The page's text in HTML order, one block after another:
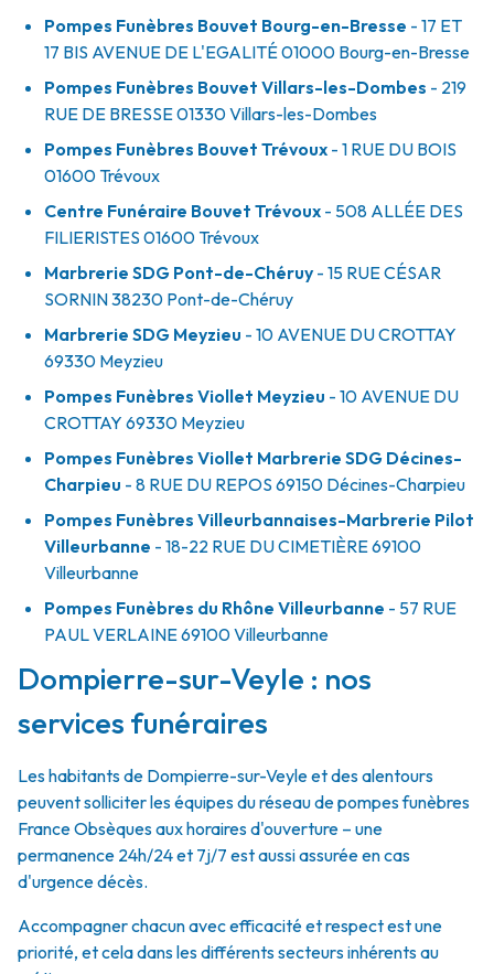
Pompes Funèbres Bouvet Bourg-en-Bresse - 17 ET
17 BIS AVENUE DE L'EGALITÉ01000 Bourg-en-Bresse
Pompes Funèbres Bouvet Villars-les-Dombes - 219
RUE DE BRESSE01330Villars-les-Dombes
Pompes Funèbres Bouvet Trévoux - 1 RUE DU BOIS
01600 Trévoux
Centre Funéraire Bouvet Trévoux - 508 ALLÉE DES
FILIERISTES 01600 Trévoux
Marbrerie SDG Pont-de-Chéruy - 15 RUE CÉSAR
SORNIN38230 Pont-de-Chéruy
Marbrerie SDG Meyzieu - 10 AVENUE DU CROTTAY
69330 Meyzieu
Pompes Funèbres Viollet Meyzieu - 10 AVENUE DU
CROTTAY 69330 Meyzieu
Pompes Funèbres Viollet Marbrerie SDG Décines-
Charpieu - 8 RUE DU REPOS 69150 Décines-Charpieu
Pompes Funèbres Villeurbannaises-Marbrerie Pilot
Villeurbanne - 18-22 RUE DU CIMETIÈRE69100
Villeurbanne
Pompes Funèbres du Rhône Villeurbanne - 57 RUE
PAUL VERLAINE69100Villeurbanne
Dompierre-sur-Veyle : nos
services funéraires
Les habitants de Dompierre-sur-Veyle et des alentours
peuvent solliciter les équipes du réseau de pompes funèbres
France Obsèques aux horaires d'ouverture – une
permanence 24h/24 et 7j/7 est aussi assurée en cas
d'urgence décès.
Accompagner chacun avec efficacité et respect est une
priorité, et cela dans les différents secteurs inhérents au